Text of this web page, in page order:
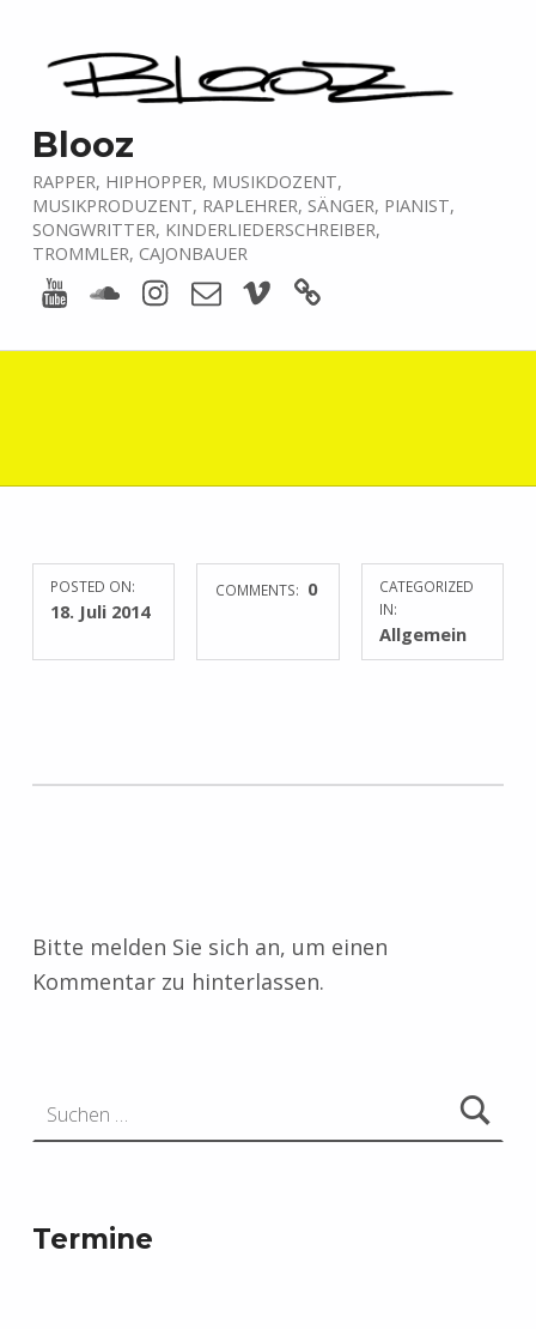
Blooz
RAPPER, HIPHOPPER, MUSIKDOZENT,
MUSIKPRODUZENT, RAPLEHRER, SÄNGER, PIANIST,
SONGWRITTER, KINDERLIEDERSCHREIBER,
TROMMLER, CAJONBAUER
Youtube
Soundcloud
Instagram
E-MailVimeo
POSTED ON:
18. Juli 2014
COMMENTS: 0
CATEGORIZED
IN:
Allgemein
Bitte melden Sie sich an, um einen
Kommentar zu hinterlassen.
Termine